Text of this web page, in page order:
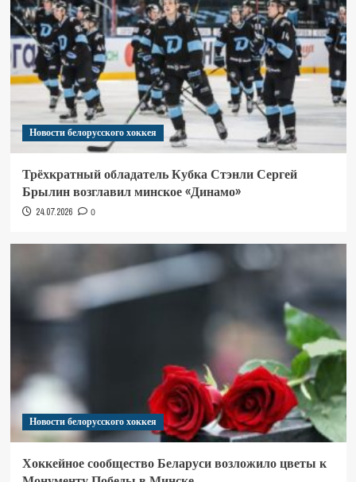
Новости белорусского хоккея
Трёхкратный обладатель Кубка Стэнли Сергей
Брылин возглавил минское «Динамо»
24.07.2026 0
Новости белорусского хоккея
Хоккейное сообщество Беларуси возложило цветы к